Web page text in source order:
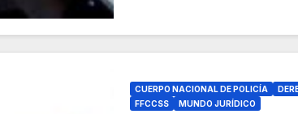
CUERPO NACIONAL DE POLICÍA
FFCCSS
MUNDO JURÍDICO